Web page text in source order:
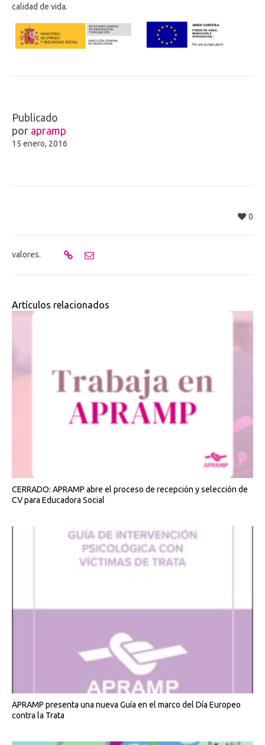
calidad de vida.
Publicado
por apramp
15 enero, 2016
0
valores.
Artículos relacionados
CERRADO: APRAMP abre el proceso de recepción y selección de
CV para Educadora Social
APRAMP presenta una nueva Guía en el marco del Día Europeo
contra la Trata